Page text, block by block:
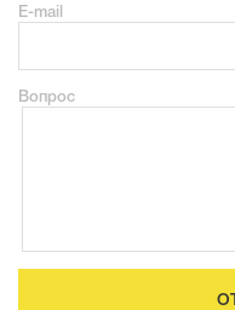
E-mail
Вопрос